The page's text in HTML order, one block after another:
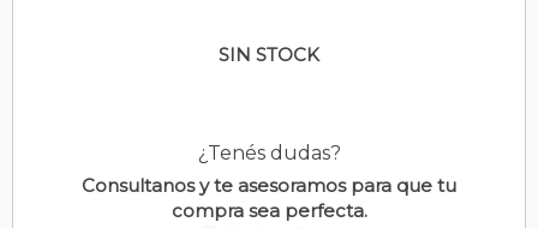
SIN STOCK
¿Tenés dudas?
Consultanos y te asesoramos para que tu
compra sea perfecta.